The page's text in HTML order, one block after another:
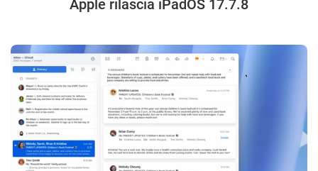
Apple rilascia iPadOS 17.7.8